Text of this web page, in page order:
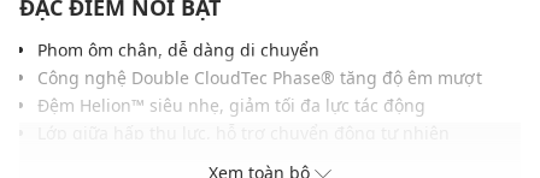
ĐẶC ĐIỂM NỔI BẬT
Phom ôm chân, dễ dàng di chuyển
Công nghệ Double CloudTec Phase® tăng độ êm mượt
Đệm Helion™ siêu nhẹ, giảm tối đa lực tác động
Đế ngoài cao su có các rãnh chống trơn trượt
Xem toàn bộ